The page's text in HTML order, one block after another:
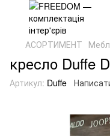
АСОРТИМЕНТ
кресло Duffe
Артикул: Duffe